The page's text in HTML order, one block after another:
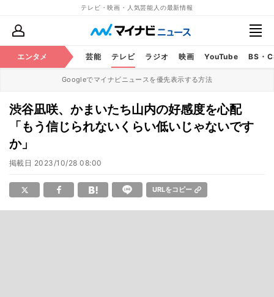
テレビ・映画・人気芸能人の最新情報
エンタメ 芸能 テレビ ラジオ 映画 YouTube BS・
Googleでマイナビニュースを優先表示する方法
渋谷凪咲、かまいたち山内の好感度を心配
「もう信じられないくらい低いじゃないです
か」
掲載日 2023/10/28 08:00
URLをコピー